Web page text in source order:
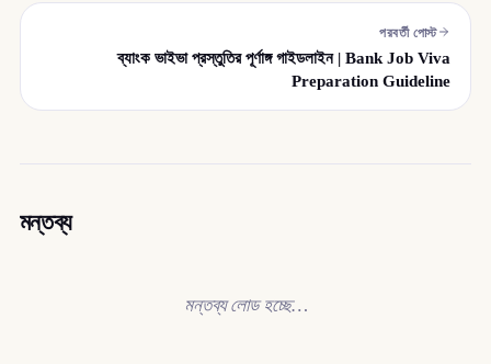
পরবর্তী পোস্ট
ব্যাংক ভাইভা প্রস্তুতির পূর্ণাঙ্গ গাইডলাইন | Bank Job Viva
Preparation Guideline
মন্তব্য
মন্তব্য লোড হচ্ছে…